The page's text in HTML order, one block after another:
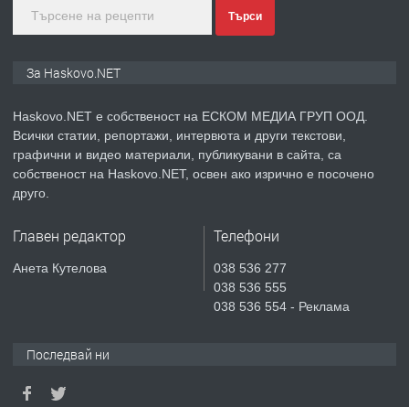
преди 3 дни
ПРЕДЛАГА
Продавам парцел в гр. Хасково кв.
СГЛОБЯВАНЕ НА МЕБЕЛИ.
Търси
За Haskovo.NET
Haskovo.NET е собственост на ЕСКОМ МЕДИА ГРУП ООД.
Всички статии, репортажи, интервюта и други текстови,
графични и видео материали, публикувани в сайта, са
собственост на Haskovo.NET, освен ако изрично е посочено
друго.
Главен редактор
Анета Кутелова
Телефони
038 536 277
038 536 555
038 536 554 - Реклама
Последвай ни